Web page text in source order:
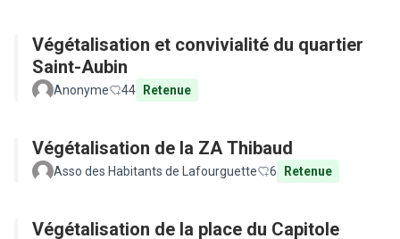
Végétalisation et convivialité du quartier
Saint-Aubin
Anonyme 44 Retenue
Végétalisation de la ZA Thibaud
Asso des Habitants de Lafourguette 6 Retenue
Végétalisation de la place du Capitole